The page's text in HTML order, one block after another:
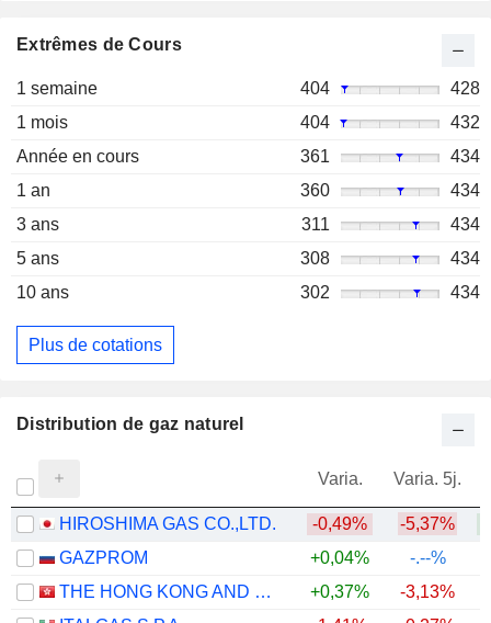
Extrêmes de Cours
1 semaine 404
428
1 mois
404
432
Année en cours
361
434
1 an
360
434
3 ans
311
434
5 ans
308
434
10 ans
302 434
Plus de cotations
Distribution de gaz naturel
Varia. Varia. 5j.
HIROSHIMA GAS CO.,LTD. -0,49% -5,37%
GAZPROM
+0,04%
-.--%
THE HONG KONG AND CHINA GAS COMPANY LIMITED
+0,37% -3,13%